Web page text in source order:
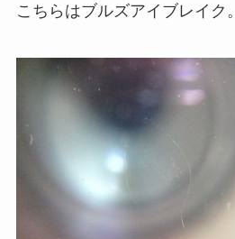
こちらはブルズアイブレイク。